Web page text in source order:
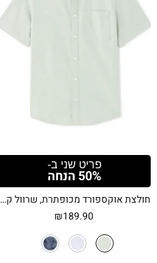
פריט שני ב-
50% הנחה
חולצת אוקספורד מכופתרת, שרוול קצר, גזרה רגילה, 100% כותנה – ירוק מרווה
₪189.90